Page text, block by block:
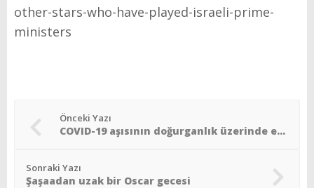
other-stars-who-have-played-israeli-prime-
ministers
Önceki Yazı
COVID-19 aşısının doğurganlık üzerinde etkisi bulunmadı
Sonraki Yazı
Şaşaadan uzak bir Oscar gecesi